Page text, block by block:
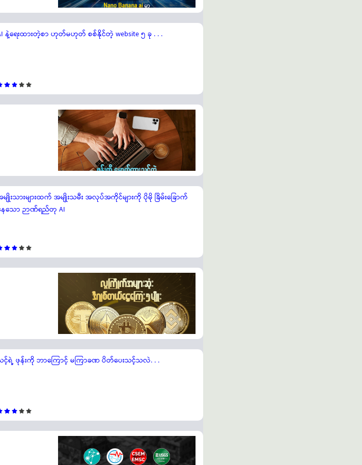
နဲ့ရေးထားတဲ့စာ ဟုတ်မဟုတ် စစ်နိုင်တဲ့ website ၅ ခု . . .
ျိုးသားများထက် အမျိုးသမီး အလုပ်အကိုင်များကို ပိုမို ခြိမ်းခြောက်
ေသော ဉာဏ်ရည်တု AI
ရဲ့ ဖုန်းကို ဘာကြောင့် မကြာခဏ ပိတ်ပေးသင့်သလဲ. . .